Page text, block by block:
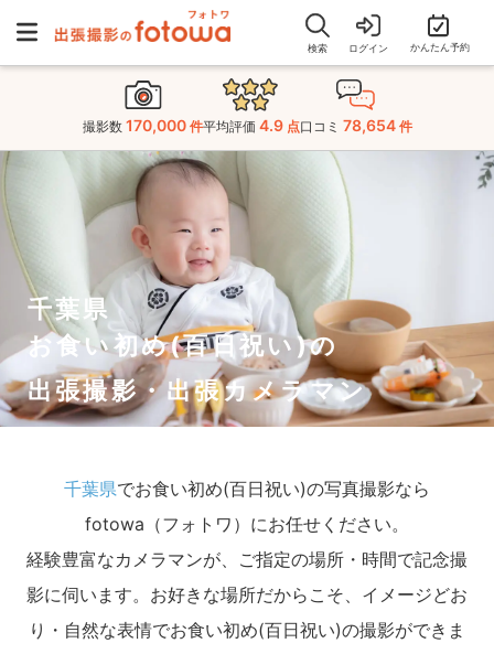
検索 ログイン かんたん予約
撮影数 170,000 件平均評価 4.9 点口コミ 78,654 件
千葉県
お食い初め(百日祝い)の
出張撮影・出張カメラマン
千葉県でお食い初め(百日祝い)の写真撮影なら
fotowa（フォトワ）にお任せください。
経験豊富なカメラマンが、ご指定の場所・時間で記念撮
影に伺います。お好きな場所だからこそ、イメージどお
り・自然な表情でお食い初め(百日祝い)の撮影ができま